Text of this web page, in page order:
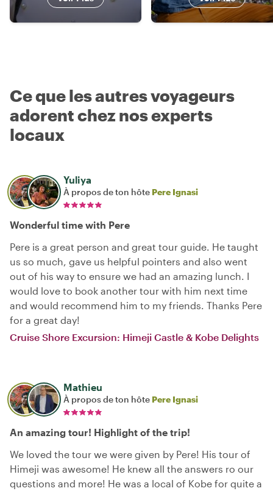
Ce que les autres voyageurs
adorent chez nos experts
locaux
Yuliya
À propos de ton hôte Pere Ignasi
Wonderful time with Pere
Pere is a great person and great tour guide. He taught
us so much, gave us helpful pointers and also went
out of his way to ensure we had an amazing lunch. I
would love to book another tour with him next time
and would recommend him to my friends. Thanks Pere
for a great day!
Cruise Shore Excursion: Himeji Castle & Kobe Delights
Mathieu
À propos de ton hôte Pere Ignasi
An amazing tour! Highlight of the trip!
We loved the tour we were given by Pere! His tour of
Himeji was awesome! He knew all the answers ro our
questions and more! He was a local of Kobe for quite a